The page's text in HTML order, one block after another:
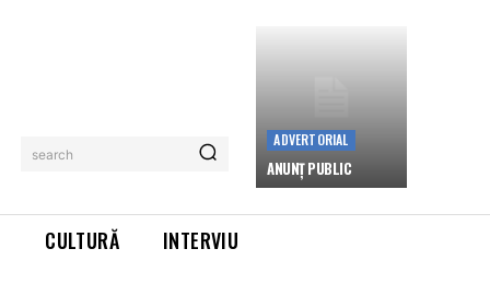
search
ADVERTORIAL
ANUNȚ PUBLIC
CULTURĂ INTERVIU